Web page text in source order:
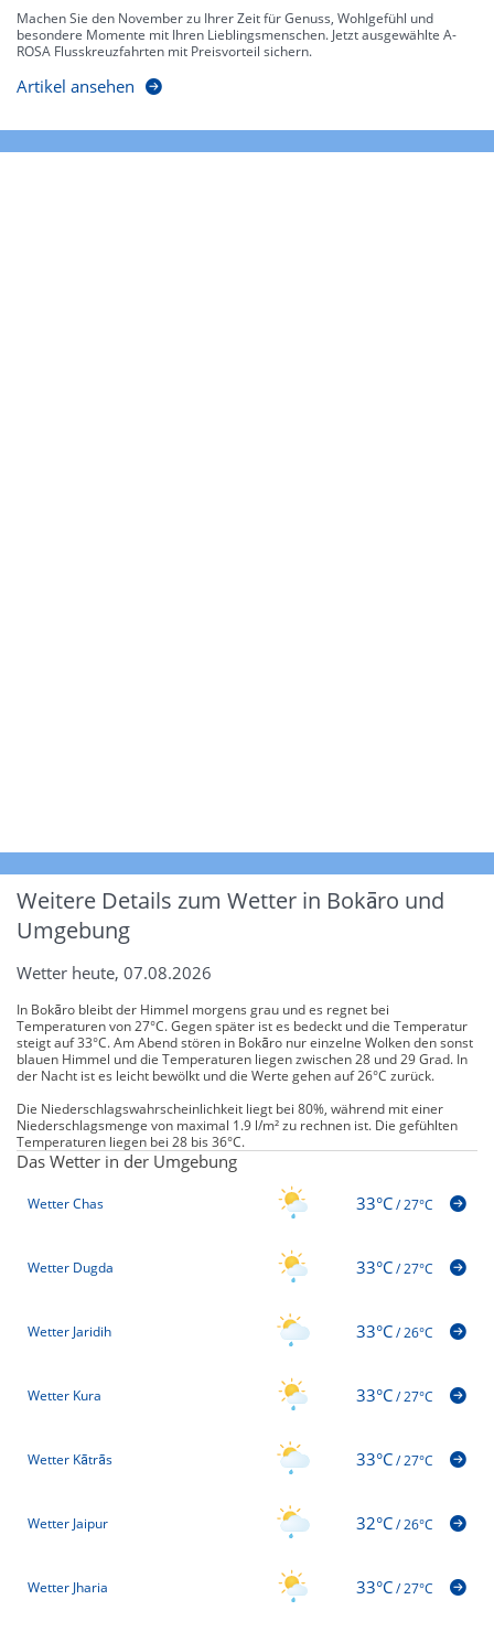
Machen Sie den November zu Ihrer Zeit für Genuss, Wohlgefühl und
besondere Momente mit Ihren Lieblingsmenschen. Jetzt ausgewählte A-
ROSA Flusskreuzfahrten mit Preisvorteil sichern.
Artikel ansehen
Weitere Details zum Wetter in Bokāro und
Umgebung
Wetter heute, 07.08.2026
In Bokāro bleibt der Himmel morgens grau und es regnet bei
Temperaturen von 27°C. Gegen später ist es bedeckt und die Temperatur
steigt auf 33°C. Am Abend stören in Bokāro nur einzelne Wolken den sonst
blauen Himmel und die Temperaturen liegen zwischen 28 und 29 Grad. In
der Nacht ist es leicht bewölkt und die Werte gehen auf 26°C zurück.
Die Niederschlagswahrscheinlichkeit liegt bei 80%, während mit einer
Niederschlagsmenge von maximal 1.9 l/m² zu rechnen ist. Die gefühlten
Temperaturen liegen bei 28 bis 36°C.
Das Wetter in der Umgebung
Wetter Chas 33°C/27°C
Wetter Dugda 33°C/27°C
Wetter Jaridih 33°C/26°C
Wetter Kura 33°C/27°C
Wetter Kātrās 33°C/27°C
Wetter Jaipur 32°C/26°C
Wetter Jharia 33°C/27°C